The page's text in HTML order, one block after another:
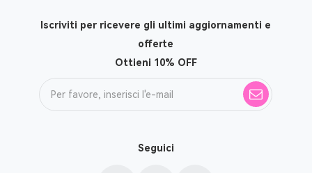
Iscriviti per ricevere gli ultimi aggiornamenti e
offerte
Ottieni 10% OFF
Seguici